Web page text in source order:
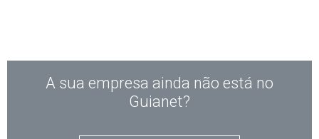
A sua empresa ainda não está no
Guianet?